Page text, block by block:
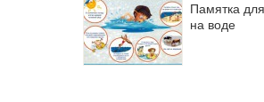
Памятка
на воде